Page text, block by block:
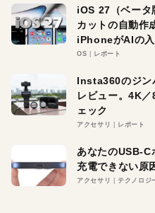
iOS 27（ベータ
カットの自動作
iPhoneがAIの入
OS レポート
Insta360のジ
レビュー。4K
ェック
アクセサリ レポート
あなたのUSB-C
充電できない原
アクセサリ テクノロジ